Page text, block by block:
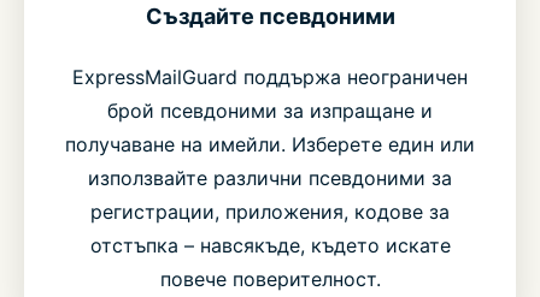
Създайте псевдоними
ExpressMailGuard поддържа неограничен
брой псевдоними за изпращане и
получаване на имейли. Изберете един или
използвайте различни псевдоними за
регистрации, приложения, кодове за
отстъпка – навсякъде, където искате
повече поверителност.